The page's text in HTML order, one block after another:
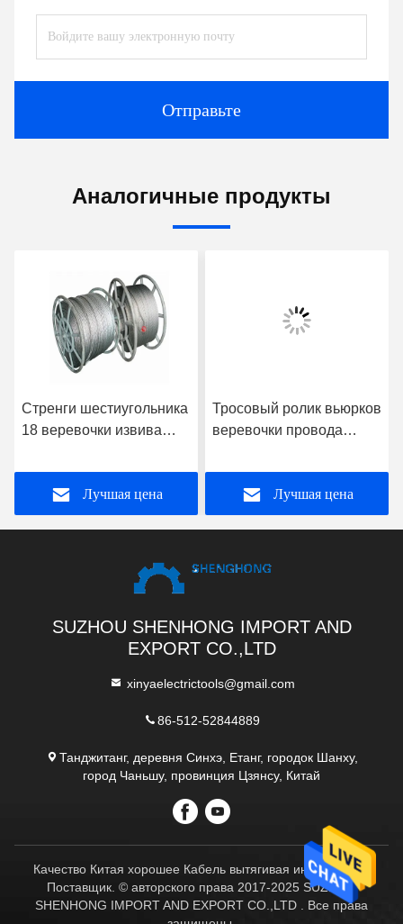
Отправьте
Аналогичные продукты
Стренги шестиугольника
18 веревочки извива
12 анти- для 9-42мм
Лучшая цена
Тросовый ролик вьюрков
веревочки провода
веревочка, высокая
эффективность
Лучшая цена
SUZHOU SHENHONG IMPORT AND
EXPORT CO.,LTD
xinyaelectrictools@gmail.com
86-512-52844889
Танджитанг, деревня Синхэ, Етанг, городок Шанху,
город Чаньшу, провинция Цзянсу, Китай
Качество Китая хорошее Кабель вытягивая инструменты
Поставщик. © авторского права 2017-2025 SUZHOU
SHENHONG IMPORT AND EXPORT CO.,LTD . Все права